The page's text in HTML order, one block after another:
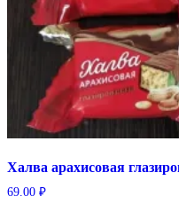
Халва арахисовая
69.00 ₽